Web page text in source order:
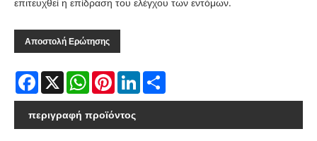
Αποστολή Ερώτησης
Facebook
X WhatsAppPinterestLinkedIn
περιγραφή προϊόντος